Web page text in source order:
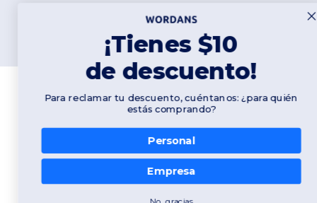
2026. Todos los derechos reservados
Política de personalización
Política de Cookies|Mapa del sitio
¡Tienes $10
de descuento!
Para reclamar tu descuento, cuéntanos: ¿para quién
estás comprando?
Personal
Empresa